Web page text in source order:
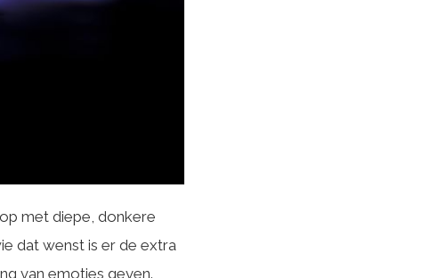
met diepe, donkere
dat wenst is er de extra
van emoties geven.